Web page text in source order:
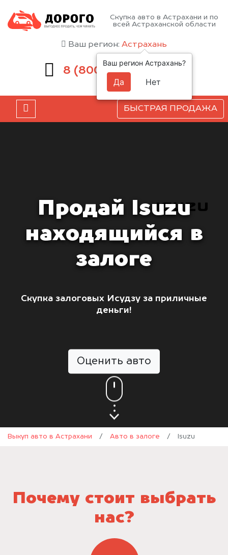
Скупка авто в Астрахани и по
всей Астраханской области
Ваш регион: Астрахань
8 (800)551-81-15
БЫСТРАЯ ПРОДАЖА
Продай Isuzu
находящийся в
залоге
Скупка залоговых Исудзу за приличные
деньги!
Оценить авто
Выкуп авто в Астрахани / Авто в залоге / Isuzu
Почему стоит выбрать
нас?
Ваш регион Астрахань?
Да Нет